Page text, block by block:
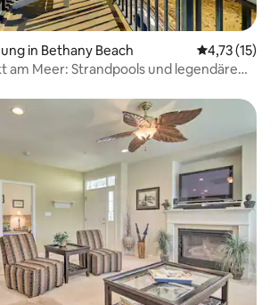
in Bethany Beach
4,73 (15)
am Meer: Strandpools und legendäre